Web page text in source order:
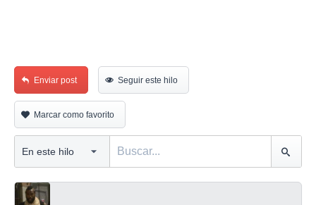
Enviar post Seguir este hilo
Marcar como favorito